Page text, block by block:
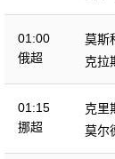
01:00
俄超
莫斯
克拉
01:15
挪超
克里
莫尔